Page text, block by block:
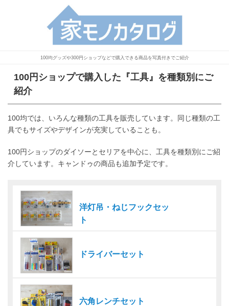
100均グッズや300円ショップなどで購入できる商品を写真付きでご紹介
100円ショップで購入した『工具』を種類別にご
紹介
100均では、いろんな種類の工具を販売しています。同じ種類の工
具でもサイズやデザインが充実していることも。
100円ショップのダイソーとセリアを中心に、工具を種類別にご紹
介しています。キャンドゥの商品も追加予定です。
洋灯吊・ねじフックセッ
ト
ドライバーセット
六角レンチセット